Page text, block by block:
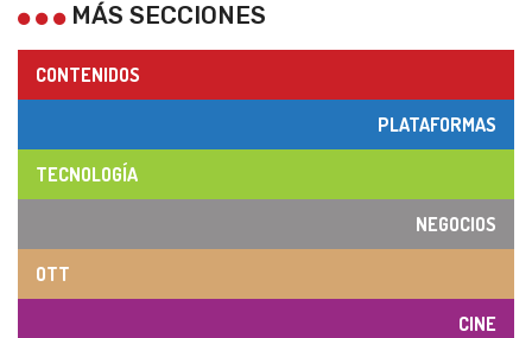
MÁS SECCIONES
CONTENIDOS
PLATAFORMAS
TECNOLOGÍA
NEGOCIOS
OTT
CINE